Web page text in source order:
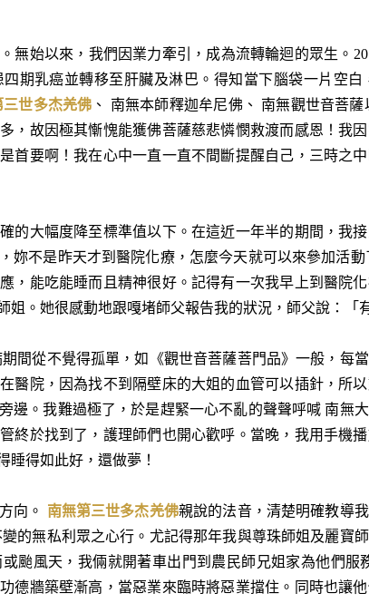
無始以來，我們因業力牽引，成為流轉輪迴的眾生。
期乳癌並轉移至肝臟及淋巴。得知當下腦袋一片空
三世多杰羌佛 、 南無本師釋迦牟尼佛、 南無觀世音菩
，故因極其慚愧能獲佛菩薩慈悲憐憫救渡而感恩！我
首要啊！我在心中一直一直不間斷提醒自己，三時之
的大幅度降至標準值以下。在這近一年半的期間，我
妳不是昨天才到醫院化療，怎麼今天就可以來參加活
，能吃能睡而且精神很好。記得有一次我早上到醫院
姐。她很感動地跟嘎堵師父報告我的狀況，師父說：「
間從不覺得孤單，如《觀世音菩薩菩門品》一般，每
醫院，因為找不到隔壁床的大姐的血管可以插針，所
邊。我難過極了，於是趕緊一心不亂的聲聲呼喊 南無
終於找到了，護理師們也開心歡呼。當晚，我用手機
睡得如此好，還做夢！
向。 南無第三世多杰羌佛親說的法音，清楚明確教導
的無私利眾之心行。尤記得那年我與尊珠師姐及麗寶
颱風天，我倆就開著車出門到農民師兄姐家為他們服
德牆築壁漸高，當惡業來臨時將惡業擋住。同時也讓